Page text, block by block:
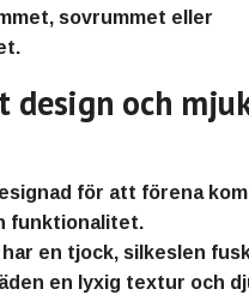
sovrummet eller
design och
för att förena
funktionalitet.
en tjock, silkeslen
en lyxig textur och